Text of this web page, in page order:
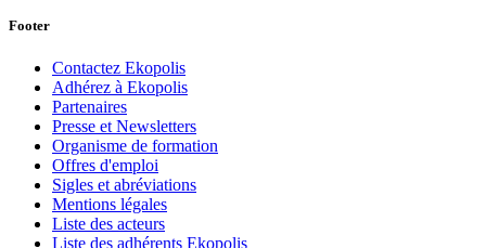
Footer
Contactez Ekopolis
Adhérez à Ekopolis
Partenaires
Presse et Newsletters
Organisme de formation
Offres d'emploi
Sigles et abréviations
Mentions légales
Liste des acteurs
Liste des adhérents Ekopolis